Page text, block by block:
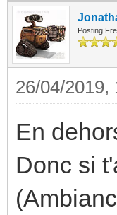
Posting
26/04/2019,
En
Donc si